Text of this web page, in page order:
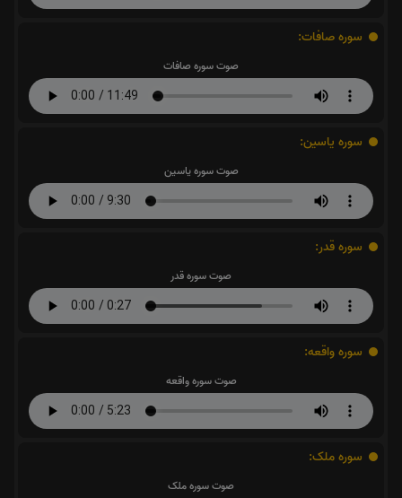
سوره صافات:
صوت سوره صافات
سوره یاسین:
صوت سوره یاسین
سوره قدر:
صوت سوره قدر
سوره واقعه:
صوت سوره واقعه
سوره ملک:
صوت سوره ملک